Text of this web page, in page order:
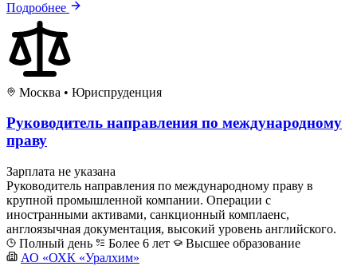
Подробнее
Москва • Юриспруденция
Руководитель направления по международному
праву
Зарплата не указана
Руководитель направления по международному праву в
крупной промышленной компании. Операции с
иностранными активами, санкционный комплаенс,
англоязычная документация, высокий уровень английского.
Полный день
Более 6 лет
Высшее образование
АО «ОХК «Уралхим»